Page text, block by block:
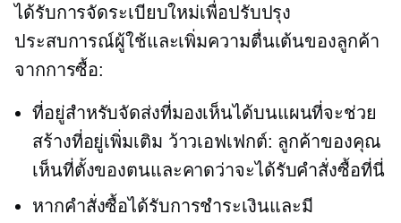
ได้รับการจัดระเบียบใหม่เพื่อปรับปรุง
ประสบการณ์ผู้ใช้และเพิ่มความตื่นเต้นของลูกค้า
จากการซื้อ:
ที่อยู่สำหรับจัดส่งที่มองเห็นได้บนแผนที่จะช่วย
สร้างที่อยู่เพิ่มเติม ว้าวเอฟเฟกต์: ลูกค้าของคุณ
เห็นที่ตั้งของตนและคาดว่าจะได้รับคำสั่งซื้อที่นี่
หากคำสั่งซื้อได้รับการชำระเงินและมี